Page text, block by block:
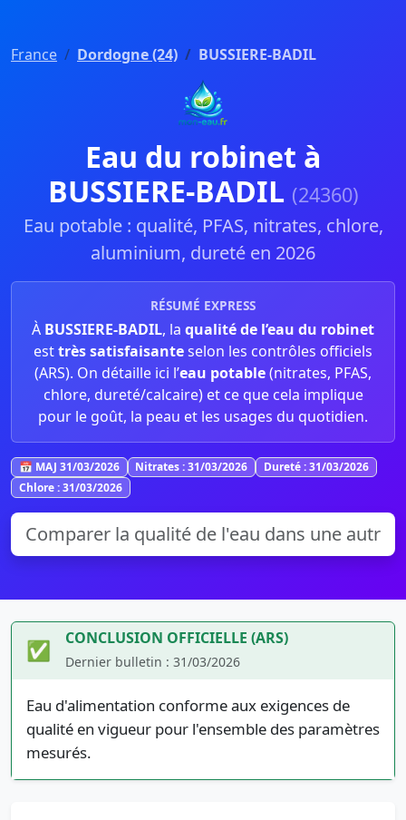
France Dordogne (24) BUSSIERE-BADIL
Eau du robinet à
BUSSIERE-BADIL (24360)
Eau potable : qualité, PFAS, nitrates, chlore,
aluminium, dureté en 2026
RÉSUMÉ EXPRESS
À BUSSIERE-BADIL, la qualité de l’eau du robinet
esttrès satisfaisanteselon les contrôles officiels
(ARS). On détaille ici l’eau potable(nitrates, PFAS,
chlore, dureté/calcaire) et ce que cela implique
pour le goût, la peau et les usages du quotidien.
📅 MAJ 31/03/2026 Nitrates : 31/03/2026
Dureté : 31/03/2026
Chlore : 31/03/2026
✅ CONCLUSION OFFICIELLE (ARS)
Dernier bulletin : 31/03/2026
Eau d'alimentation conforme aux exigences de
qualité en vigueur pour l'ensemble des paramètres
mesurés.